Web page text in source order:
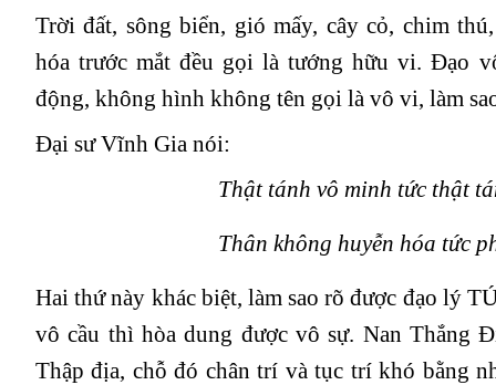
Trời đất, sông biển, gió mấy, cây cỏ, chim
hóa trước mắt đều gọi là tướng hữu vi. Đạo
động, không hình không tên gọi là vô vi, làm
Đại sư Vĩnh Gia nói:
Thật tánh vô minh tức thật
Thân không huyễn hóa tức
Hai thứ này khác biệt, làm sao rõ được đạo lý
vô cầu thì hòa dung được vô sự. Nan Thắng
Thập địa, chỗ đó chân trí và tục trí khó bằng